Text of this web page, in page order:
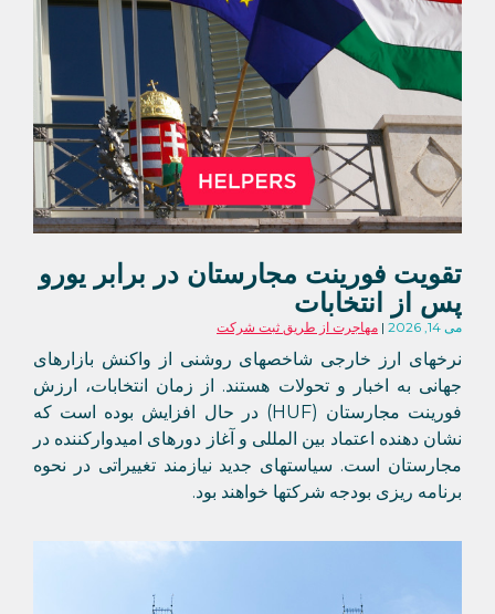
تقویت فورینت مجارستان در برابر یورو
پس از انتخابات
می 14, 2026 مهاجرت از طریق ثبت شرکت
نرخهای ارز خارجی شاخصهای روشنی از واکنش بازارهای
جهانی به اخبار و تحولات هستند. از زمان انتخابات، ارزش
فورینت مجارستان (HUF) در حال افزایش بوده است که
نشان دهنده اعتماد بین المللی و آغاز دورهای امیدوارکننده در
مجارستان است. سیاستهای جدید نیازمند تغییراتی در نحوه
برنامه ریزی بودجه شرکتها خواهند بود.